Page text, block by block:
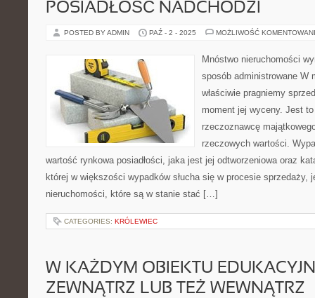
POSIADŁOŚĆ NADCHODZI
POSTED BY ADMIN PAŹ - 2 - 2025 MOŻLIWOŚĆ
Mnóstwo nieruchomości
sposób administrowane W
właściwie pragniemy
moment jej wyceny. Jest
rzeczoznawcę
rzeczowych wartości.
wartość rynkowa posiadłości, jaka jest jej odtworzeniowa oraz
której w większości wypadków słucha się w procesie sprzedaży,
nieruchomości, które są w stanie stać […]
CATEGORIES: KRÓLEWIEC
W KAŻDYM OBIEKTU
ZEWNĄTRZ LUB TEŻ WEWNĄTRZ